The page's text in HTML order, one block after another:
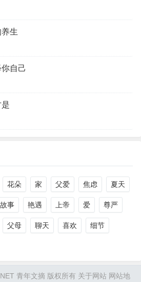
生
自己
花朵 家 父爱 焦虑 夏天
故事 艳遇 上帝 爱 尊严
父母 聊天 喜欢 细节
青年文摘 版权所有 关于网站 网站地